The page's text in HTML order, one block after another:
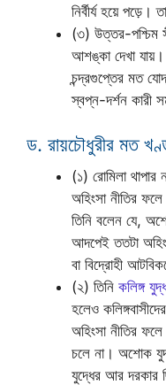
নির্বীর্য হয়ে পড়ে।
(৩) উত্তর-পশ্চিম
আশঙ্কা দেখা
চন্দ্রগুপ্তের মত
স্বপ্ন-দর্শন কারী
ড. রায়চৌধুরীর মত
(১) রোমিলা
অহিংসা নীতির
তিনি বলেন যে,
আদপেই ততটা
বা বিদ্রোহী
(২) তিনি কলিঙ্গ
হলেও
অহিংসা নীতির
চলে না। অশোক
যুদ্ধের আর দরকার